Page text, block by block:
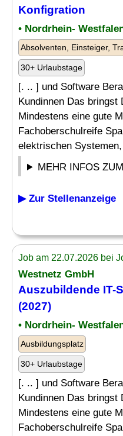
Konfigration
• Nordrhein-
Absolventen, Einsteiger,
30+ Urlaubstage
[. .. ] und Software
Kundinnen Das bringst
Mindestens eine gute
Fachoberschulreife
elektrischen
MEHR INFOS
▶ Zur Stellenanzeige
Job am 22.07.2026 bei
Westnetz GmbH
Auszubildende IT-
(2027)
• Nordrhein-
Ausbildungsplatz
30+ Urlaubstage
[. .. ] und Software
Kundinnen Das bringst
Mindestens eine gute
Fachoberschulreife